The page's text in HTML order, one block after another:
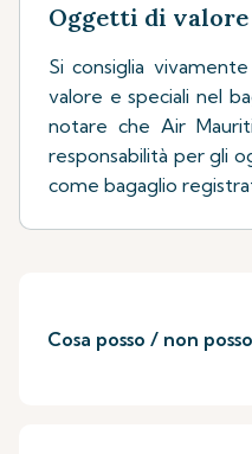
Oggetti di valore
Si consiglia
valore e speciali nel
notare che Air
responsabilità per gli
come bagaglio
Cosa posso / non